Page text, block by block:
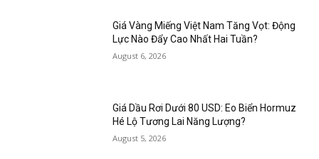
Giá Vàng Miếng Việt Nam Tăng Vọt: Động
Lực Nào Đẩy Cao Nhất Hai Tuần?
August 6, 2026
Giá Dầu Rơi Dưới 80 USD: Eo Biển Hormuz
Hé Lộ Tương Lai Năng Lượng?
August 5, 2026